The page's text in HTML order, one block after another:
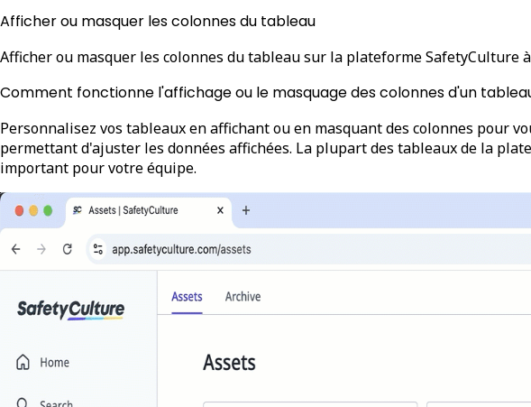
Afficher ou masquer les colonnes du tableau
Afficher ou masquer les colonnes du tableau sur la plateforme SafetyCulture
Comment fonctionne l'affichage ou le masquage des colonnes d'un
Personnalisez vos tableaux en affichant ou en masquant des colonnes pour
permettant d'ajuster les données affichées. La plupart des tableaux de la
important pour votre équipe.